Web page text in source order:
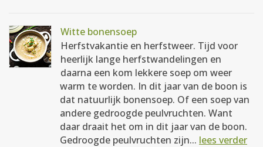
Witte bonensoep
Herfstvakantie en herfstweer. Tijd voor
heerlijk lange herfstwandelingen en
daarna een kom lekkere soep om weer
warm te worden. In dit jaar van de boon is
dat natuurlijk bonensoep. Of een soep van
andere gedroogde peulvruchten. Want
daar draait het om in dit jaar van de boon.
Gedroogde peulvruchten zijn... lees verder